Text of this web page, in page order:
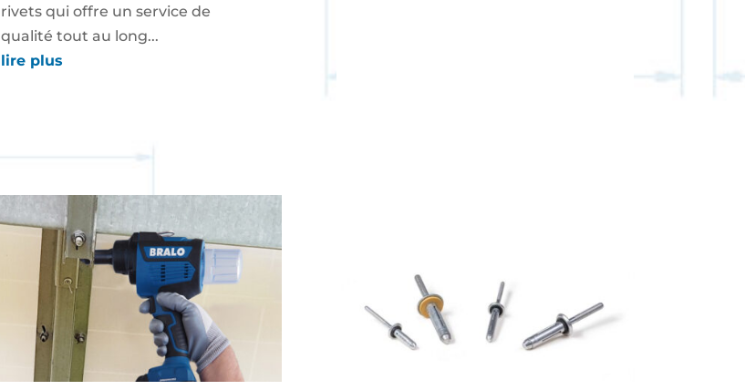
rivets qui offre un service de
qualité tout au long...
lire plus